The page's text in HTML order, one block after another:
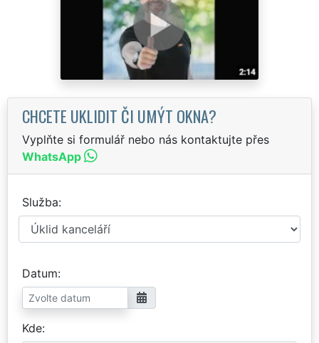
CHCETE UKLIDIT ČI UMÝT OKNA?
Vyplňte si formulář nebo nás kontaktujte přes
WhatsApp
Služba
Datum
Kde